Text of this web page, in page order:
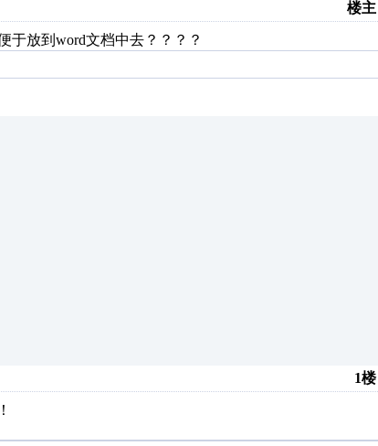
楼主
于放到word文档中去？？？？
1楼